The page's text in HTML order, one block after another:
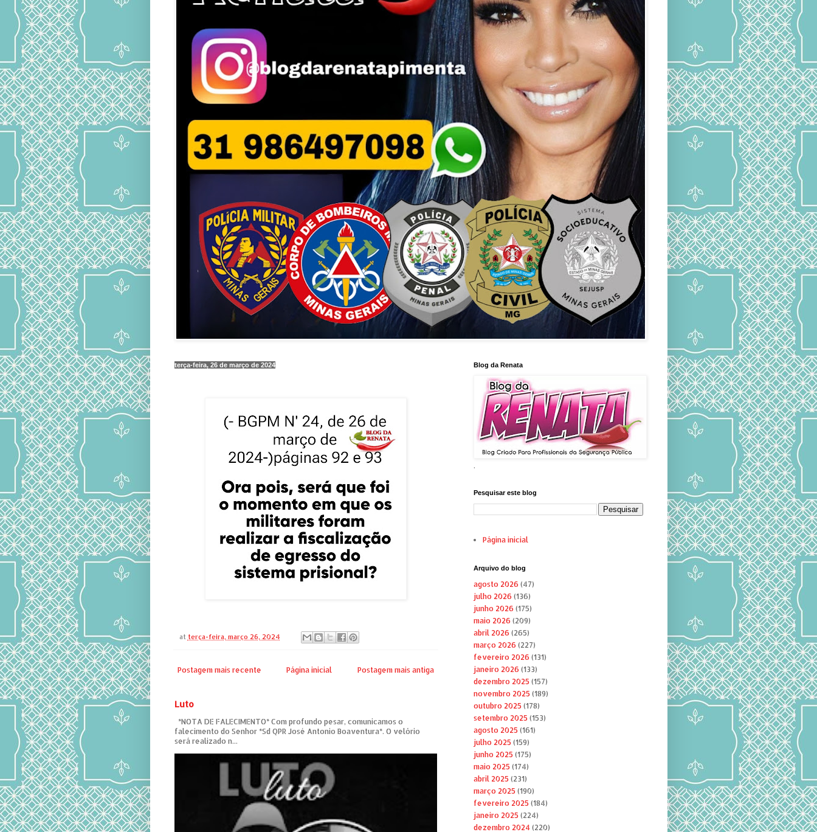
terça-feira, 26 de março de 2024
at terça-feira, março 26, 2024
Postagem mais recente Postagem mais antiga
Página inicial
Luto
*NOTA DE FALECIMENTO* Com profundo pesar, comunicamos o
falecimento do Senhor *Sd QPR José Antonio Boaventura*. O velório
será realizado n...
Blog da Renata
.
Pesquisar este blog
Página inicial
Arquivo do blog
agosto 2026 (47)
julho 2026 (136)
junho 2026 (175)
maio 2026 (209)
abril 2026 (265)
março 2026 (227)
fevereiro 2026 (131)
janeiro 2026 (133)
dezembro 2025 (157)
novembro 2025 (189)
outubro 2025 (178)
setembro 2025 (153)
agosto 2025 (161)
julho 2025 (159)
junho 2025 (175)
maio 2025 (174)
abril 2025 (231)
março 2025 (190)
fevereiro 2025 (184)
janeiro 2025 (224)
dezembro 2024 (220)